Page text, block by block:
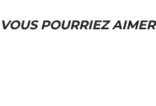
VOUS POURRIEZ AIMER